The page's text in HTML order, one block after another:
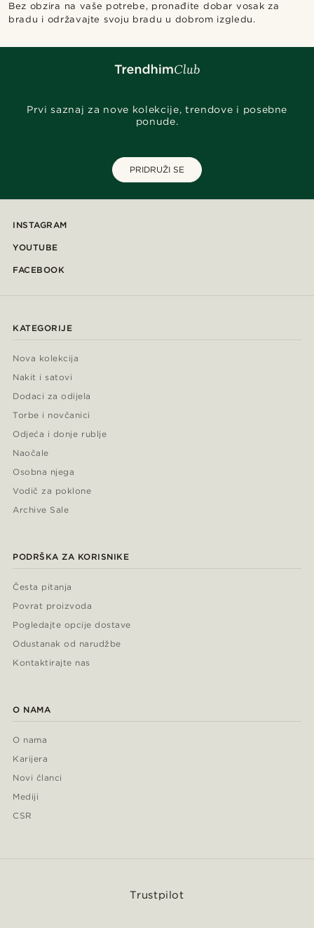
Bez obzira na vaše potrebe, pronađite dobar vosak za
bradu i održavajte svoju bradu u dobrom izgledu.
Prvi saznaj za nove kolekcije, trendove i posebne
ponude.
PRIDRUŽI SE
INSTAGRAM
YOUTUBE
FACEBOOK
KATEGORIJE
Nova kolekcija
Nakit i satovi
Dodaci za odijela
Torbe i novčanici
Odjeća i donje rublje
Naočale
Osobna njega
Vodič za poklone
Archive Sale
PODRŠKA ZA KORISNIKE
Česta pitanja
Povrat proizvoda
Pogledajte opcije dostave
Odustanak od narudžbe
Kontaktirajte nas
O NAMA
O nama
Karijera
Novi članci
Mediji
CSR
Trustpilot